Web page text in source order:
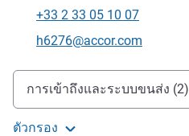
โทรศัพท์
+33 2 33 05 10 07
อีเมลติดต่อ
h6276@accor.com
การเข้าถึงและการเดินทาง
การเข้าถึงและระบบขนส่ง (2)
ตัวกรอง